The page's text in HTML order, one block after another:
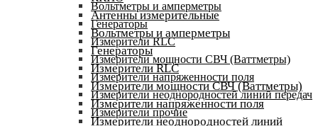
Вольтметры и амперметры
Генераторы
Измерители RLC
Измерители мощности СВЧ (Ваттметры)
Измерители напряженности поля
Измерители неоднородностей линий передач
Измерители прочие
Антенны измерительные
Вольтметры и амперметры
Генераторы
Измерители RLC
Измерители мощности СВЧ (Ваттметры)
Измерители напряженности поля
Измерители неоднородностей линий